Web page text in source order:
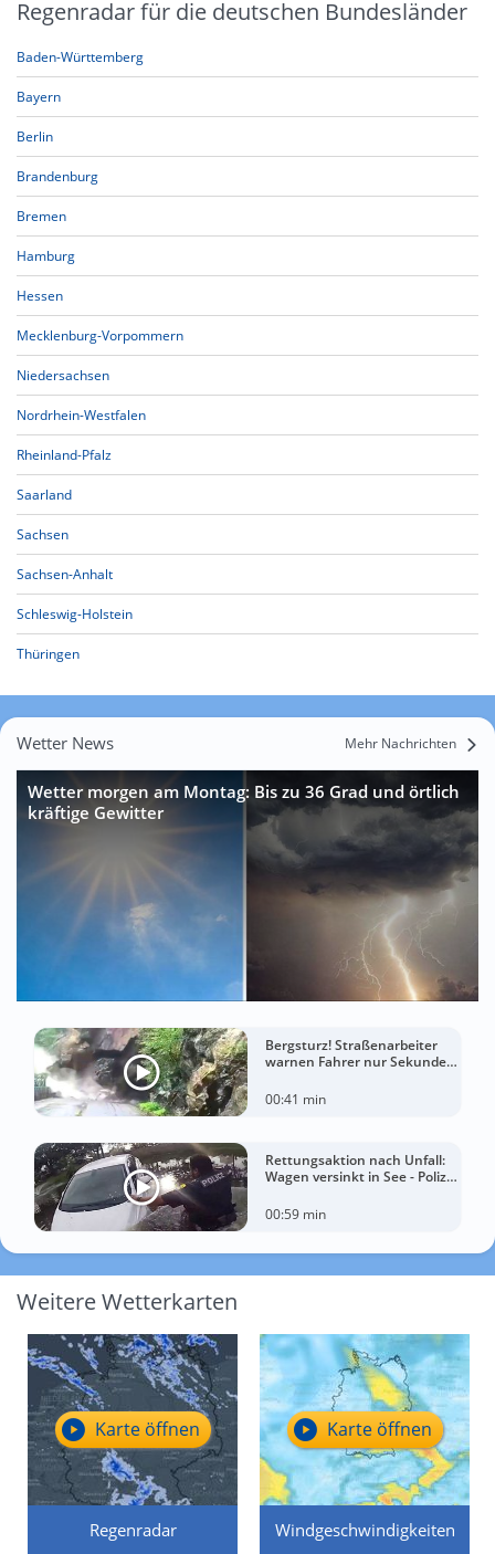
Regenradar für die deutschen Bundesländer
Baden-Württemberg
Bayern
Berlin
Brandenburg
Bremen
Hamburg
Hessen
Mecklenburg-Vorpommern
Niedersachsen
Nordrhein-Westfalen
Rheinland-Pfalz
Saarland
Sachsen
Sachsen-Anhalt
Schleswig-Holstein
Thüringen
Wetter News Mehr Nachrichten
Wetter morgen am Montag: Bis zu 36 Grad und örtlich
kräftige Gewitter
Bergsturz! Straßenarbeiter
warnen Fahrer nur Sekunden
00:41 min
Rettungsaktion nach Unfall:
Wagen versinkt in See - Polizei
00:59 min
Weitere Wetterkarten
Regenradar
Karte öffnen
Windgeschwindigkeiten
Karte öffnen